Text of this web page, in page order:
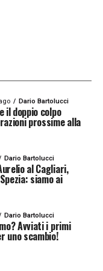
Dario Bartolucci
il doppio colpo
prossime alla
Dario Bartolucci
al Cagliari,
siamo ai
Dario Bartolucci
Avviati i primi
uno scambio!